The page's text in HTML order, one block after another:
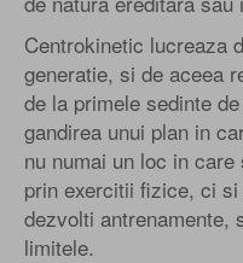
Centrokinetic lucreaza
generatie, si de aceea
de la primele sedinte
gandirea unui plan in
nu numai un loc in
prin exercitii fizice, ci
dezvolti antrenamente,
limitele.